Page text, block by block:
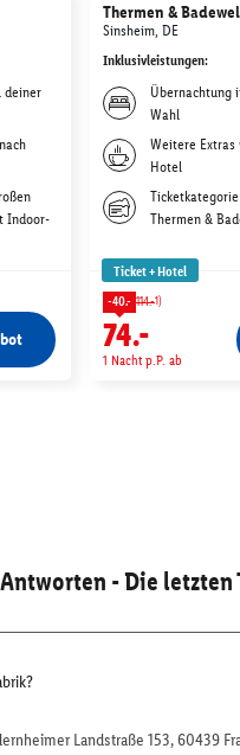
deiner
Indoor-
Thermen &
Sinsheim, DE
Inklusivleistungen:
Übernachtung
Wahl
Weitere Extras
Hotel
Thermen &
Ticket + Hotel
-40.- 114.-1)
74.-
1 Nacht p.P. ab
- Die letzten
Landstraße 153, 60439